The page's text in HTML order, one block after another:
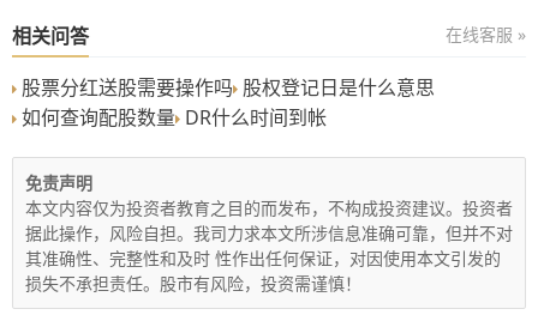
相关问答 在线客服 »
股票分红送股需要操作吗 股权登记日是什么意思
如何查询配股数量 DR什么时间到帐
免责声明
本文内容仅为投资者教育之目的而发布，不构成投资建议。投资者
据此操作，风险自担。我司力求本文所涉信息准确可靠，但并不对
其准确性、完整性和及时 性作出任何保证，对因使用本文引发的
损失不承担责任。股市有风险，投资需谨慎！